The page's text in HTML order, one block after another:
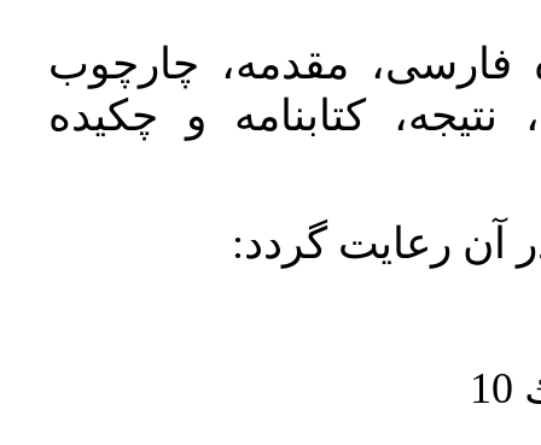
فارسی، مقدمه، چارچوب
کتابنامه و چکیده
آن رعايت گردد: